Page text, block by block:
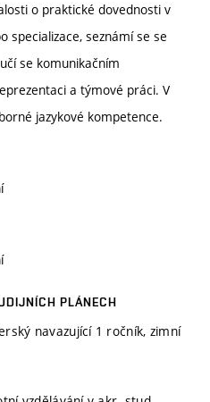
o praktické dovednosti v
specializace, seznámí se se
se komunikačním
a týmové práci. V
jazykové kompetence.
PLÁNECH
navazující 1 ročník, zimní